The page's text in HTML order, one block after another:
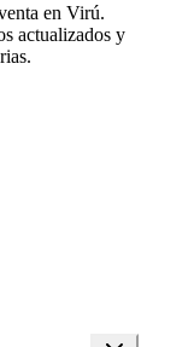
en Virú.
actualizados y